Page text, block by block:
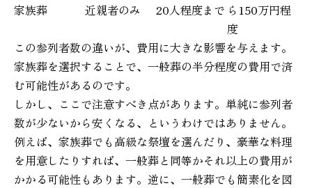
家族葬 近親者のみ 20人程度まで ら150万円程
度
この参列者数の違いが、費用に大きな影響を与えます。
家族葬を選択することで、一般葬の半分程度の費用で済
む可能性があるのです。
しかし、ここで注意すべき点があります。単純に参列者
数が少ないから安くなる、というわけではありません。
例えば、家族葬でも高級な祭壇を選んだり、豪華な料理
を用意したりすれば、一般葬と同等かそれ以上の費用が
かかる可能性もあります。逆に、一般葬でも簡素化を図